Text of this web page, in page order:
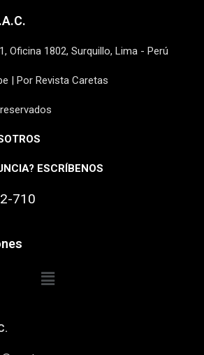
Oficina 1802, Surquillo, Lima - Perú
| Por Revista Caretas
ESCRÍBENOS
710